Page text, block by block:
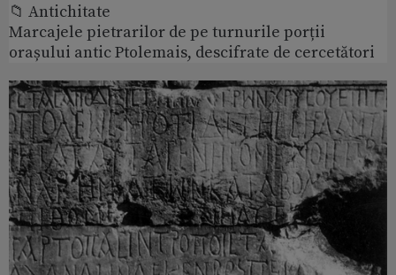
📁 Antichitate
Marcajele pietrarilor de pe turnurile porții
orașului antic Ptolemais, descifrate de cercetători